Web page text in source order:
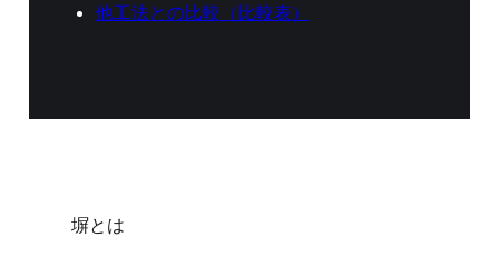
他工法との比較（比較表）
塀とは